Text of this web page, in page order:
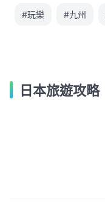
#玩樂 #九州
日本旅遊攻略